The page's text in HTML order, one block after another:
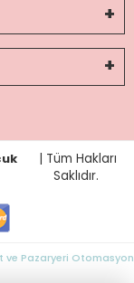
| Tüm Hakları
Saklıdır.
ve Pazaryeri Otomasyon